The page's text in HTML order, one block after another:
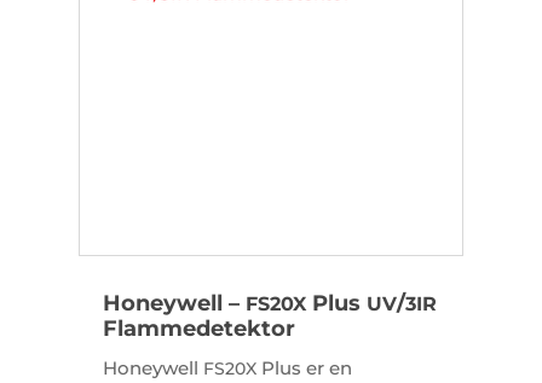
Honeywell – FS20XPlus UV/3IR
Flammedetektor
Honeywell FS20XPlus er en